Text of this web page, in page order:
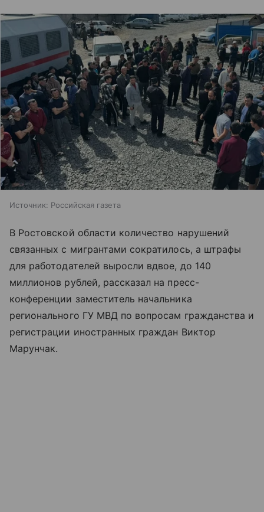
Источник: Российская газета
В Ростовской области количество нарушений
связанных с мигрантами сократилось, а штрафы
для работодателей выросли вдвое, до 140
миллионов рублей, рассказал на пресс-
конференции заместитель начальника
регионального ГУ МВД по вопросам гражданства и
регистрации иностранных граждан Виктор
Марунчак.